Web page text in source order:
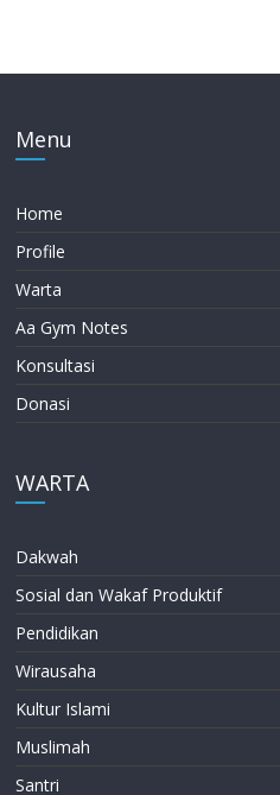
Menu
Home
Profile
Warta
Aa Gym Notes
Konsultasi
Donasi
WARTA
Dakwah
Sosial dan Wakaf Produktif
Pendidikan
Wirausaha
Kultur Islami
Muslimah
Santri